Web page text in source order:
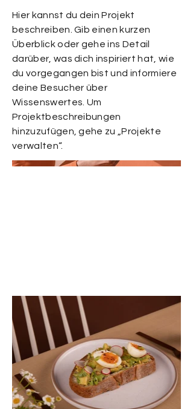
Hier kannst du dein Projekt
beschreiben. Gib einen kurzen
Überblick oder gehe ins Detail
darüber, was dich inspiriert hat, wie
du vorgegangen bist und informiere
deine Besucher über
Wissenswertes. Um
Projektbeschreibungen
hinzuzufügen, gehe zu „Projekte
verwalten“.